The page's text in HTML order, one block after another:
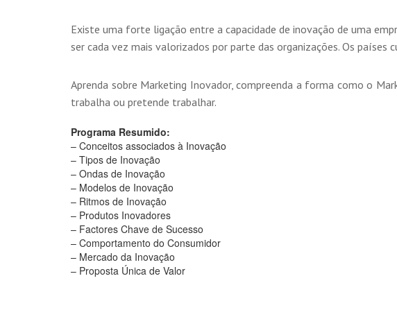
Existe uma forte ligação entre a capacidade de inovação de uma
ser cada vez mais valorizados por parte das organizações. Os países
Aprenda sobre Marketing Inovador, compreenda a forma como o
trabalha ou pretende trabalhar.
Programa Resumido:
– Conceitos associados à Inovação
– Tipos de Inovação
– Ondas de Inovação
– Modelos de Inovação
– Ritmos de Inovação
– Produtos Inovadores
– Factores Chave de Sucesso
– Comportamento do Consumidor
– Mercado da Inovação
– Proposta Única de Valor